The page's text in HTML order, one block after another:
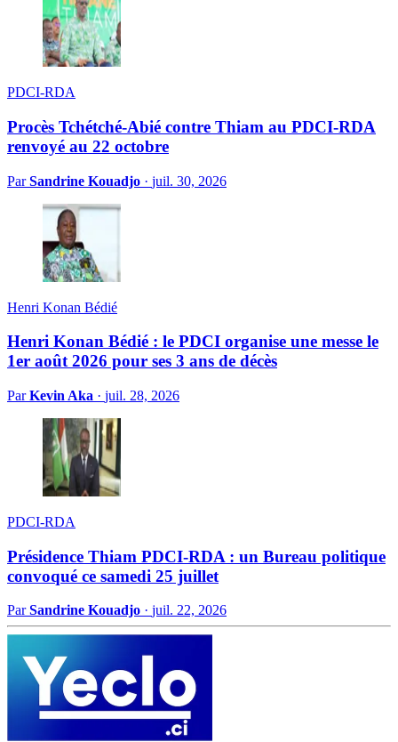
PDCI-RDA
Procès Tchétché-Abié contre Thiam au PDCI-RDA
renvoyé au 22 octobre
ParSandrine Kouadjo · juil. 30, 2026
Henri Konan Bédié
Henri Konan Bédié : le PDCI organise une messe le
1er août 2026 pour ses 3 ans de décès
ParKevin Aka · juil. 28, 2026
PDCI-RDA
Présidence Thiam PDCI-RDA : un Bureau politique
convoqué ce samedi 25 juillet
ParSandrine Kouadjo · juil. 22, 2026